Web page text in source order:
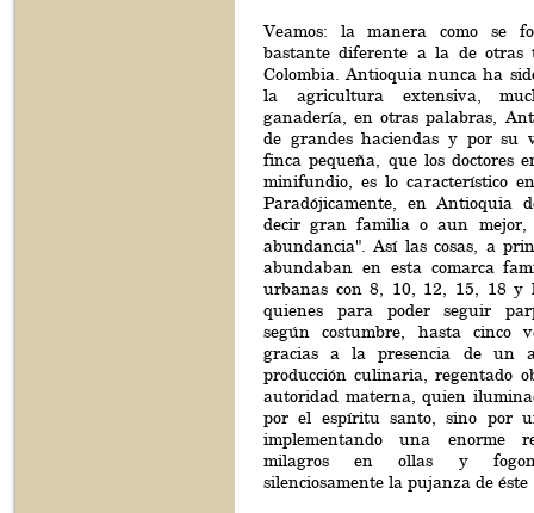
Veamos: la manera como se
bastante diferente a la de otras
Colombia. Antioquia nunca ha
la agricultura extensiva,
ganadería, en otras palabras,
de grandes haciendas y por su
finca pequeña, que los doctores
minifundio, es lo característico
Paradójicamente, en Antioquia
decir gran familia o aun mejor,
abundancia". Así las cosas, a
abundaban en esta comarca
urbanas con 8, 10, 12, 15, 18 y
quienes para poder seguir
según costumbre, hasta cinco
gracias a la presencia de un
producción culinaria, regentado
autoridad materna, quien
por el espíritu santo, sino por
implementando una enorme
milagros en ollas y
silenciosamente la pujanza de éste